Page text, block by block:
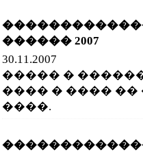
������ 2007
30.11.2007
����� �
���� � ���� ��
����.